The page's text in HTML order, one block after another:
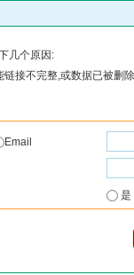
几个原因:
接不完整,或数据已被删
Email